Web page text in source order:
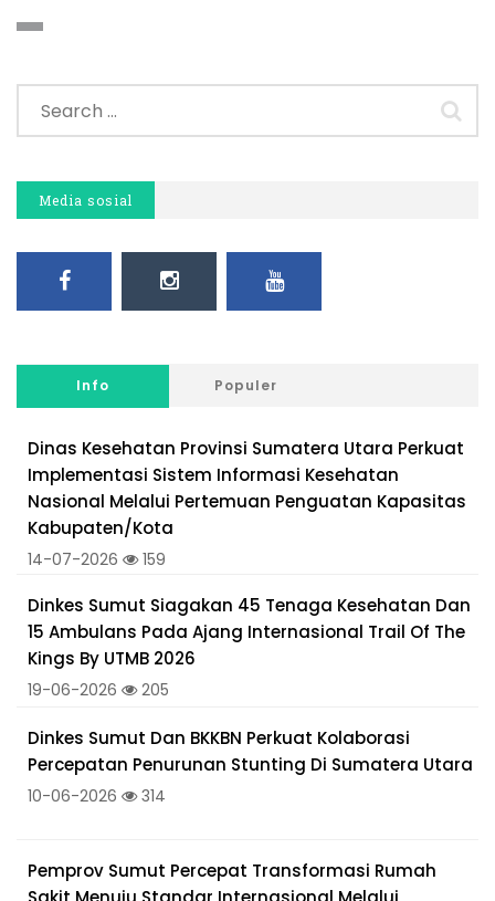
Media sosial
Info Populer
Dinas Kesehatan Provinsi Sumatera Utara Perkuat
Implementasi Sistem Informasi Kesehatan
Nasional Melalui Pertemuan Penguatan Kapasitas
Kabupaten/Kota
14-07-2026 159
Dinkes Sumut Siagakan 45 Tenaga Kesehatan Dan
15 Ambulans Pada Ajang Internasional Trail Of The
Kings By UTMB 2026
19-06-2026 205
Dinkes Sumut Dan BKKBN Perkuat Kolaborasi
Percepatan Penurunan Stunting Di Sumatera Utara
10-06-2026 314
Pemprov Sumut Percepat Transformasi Rumah